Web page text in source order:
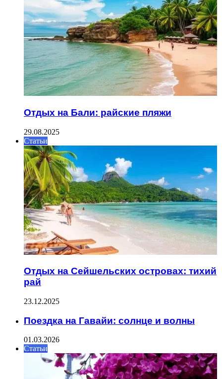
Отдых на Бали: райские пляжи
29.08.2025
Статьи
Отдых на Сейшельских островах: тихий
рай
23.12.2025
Поездка на Гавайи: солнце и волны
01.03.2026
Статьи